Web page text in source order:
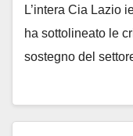
L’intera Cia Lazio
ha sottolineato le
sostegno del